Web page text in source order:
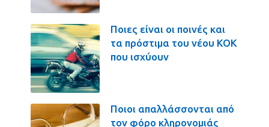
Ποιες είναι οι ποινές και
τα πρόστιμα του νέου ΚΟΚ
που ισχύουν
Ποιοι απαλλάσσονται από
τον φόρο κληρονομιάς